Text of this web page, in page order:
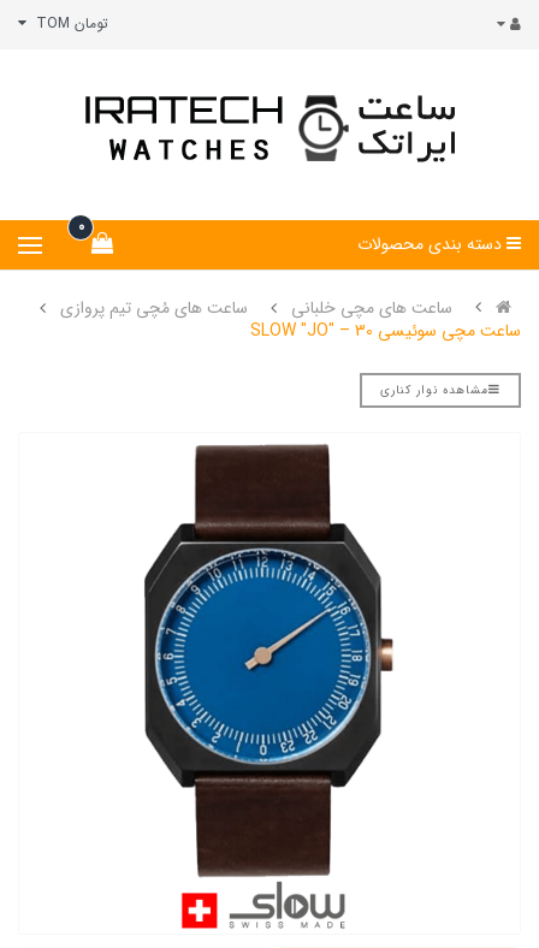
تومان TOM
0
دسته بندی محصولات
ساعت های مچی خلبانی
ساعت های مُچی تیم پروازی
ساعت مچی سوئیسی SLOW "JO" – 30
مشاهده نوار کناری